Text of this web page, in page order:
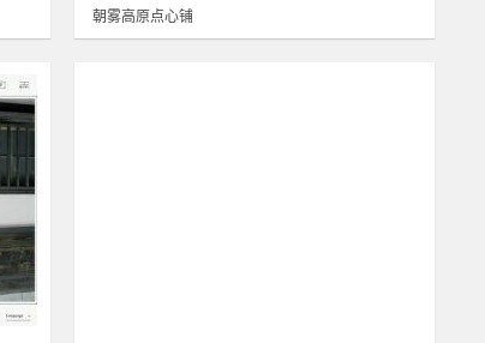
朝雾高原点心铺